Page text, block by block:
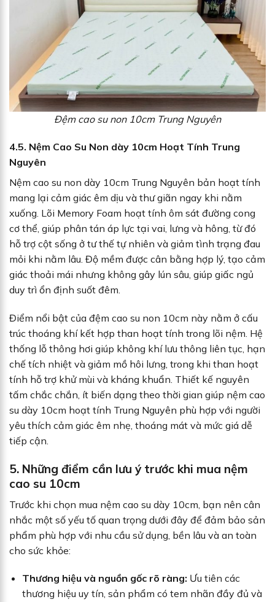
Đệm cao su non 10cm Trung Nguyên
4.5. Nệm Cao Su Non dày 10cm Hoạt Tính Trung
Nguyên
Nệm cao su non dày 10cm Trung Nguyên bản hoạt tính
mang lại cảm giác êm dịu và thư giãn ngay khi nằm
xuống. Lõi Memory Foam hoạt tính ôm sát đường cong
cơ thể, giúp phân tán áp lực tại vai, lưng và hông, từ đó
hỗ trợ cột sống ở tư thế tự nhiên và giảm tình trạng đau
mỏi khi nằm lâu. Độ mềm được cân bằng hợp lý, tạo cảm
giác thoải mái nhưng không gây lún sâu, giúp giấc ngủ
duy trì ổn định suốt đêm.
Điểm nổi bật của đệm cao su non 10cm này nằm ở cấu
trúc thoáng khí kết hợp than hoạt tính trong lõi nệm. Hệ
thống lỗ thông hơi giúp không khí lưu thông liên tục, hạn
chế tích nhiệt và giảm mồ hôi lưng, trong khi than hoạt
tính hỗ trợ khử mùi và kháng khuẩn. Thiết kế nguyên
tấm chắc chắn, ít biến dạng theo thời gian giúp nệm cao
su dày 10cm hoạt tính Trung Nguyên phù hợp với người
yêu thích cảm giác êm nhẹ, thoáng mát và mức giá dễ
tiếp cận.
5. Những điểm cần lưu ý trước khi mua nệm
cao su 10cm
Trước khi chọn mua nệm cao su dày 10cm, bạn nên cân
nhắc một số yếu tố quan trọng dưới đây để đảm bảo sản
phẩm phù hợp với nhu cầu sử dụng, bền lâu và an toàn
cho sức khỏe:
Thương hiệu và nguồn gốc rõ ràng: Ưu tiên các
thương hiệu uy tín, sản phẩm có tem nhãn đầy đủ và